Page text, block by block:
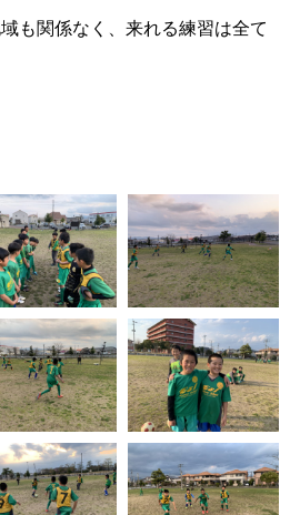
も関係なく、来れる練習は全て